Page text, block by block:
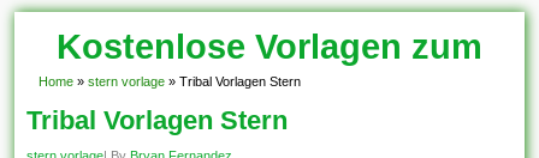
Kostenlose Vorlagen zum
Download!
Home » stern vorlage » Tribal Vorlagen Stern
Tribal Vorlagen Stern